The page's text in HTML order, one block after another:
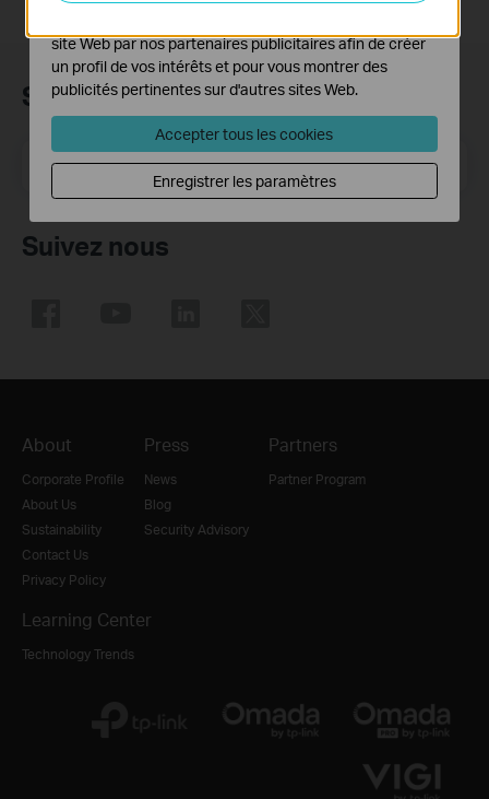
Subscription
E-mail S'enregistrer
Suivez nous
About
Corporate Profile
About Us
Sustainability
Contact Us
Privacy Policy
Press
News
Blog
Security Advisory
Partners
Partner Program
Learning Center
Technology Trends
site Web par nos partenaires publicitaires afin de créer
un profil de vos intérêts et pour vous montrer des
publicités pertinentes sur d'autres sites Web.
Accepter tous les cookies
Enregistrer les paramètres